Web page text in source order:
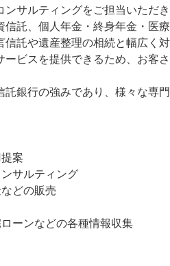
サルティングをご担当いただき
託、個人年金・終身年金・医
託や遺産整理の相続と幅広く
ビスを提供できるため、お客
託銀行の強みであり、様々な専
案
サルティング
どの販売
ーンなどの各種情報収集